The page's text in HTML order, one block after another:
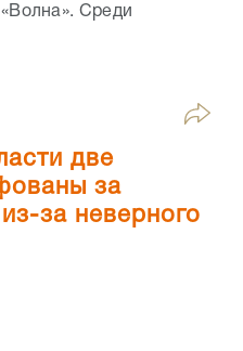
Среди
две
за
за неверного